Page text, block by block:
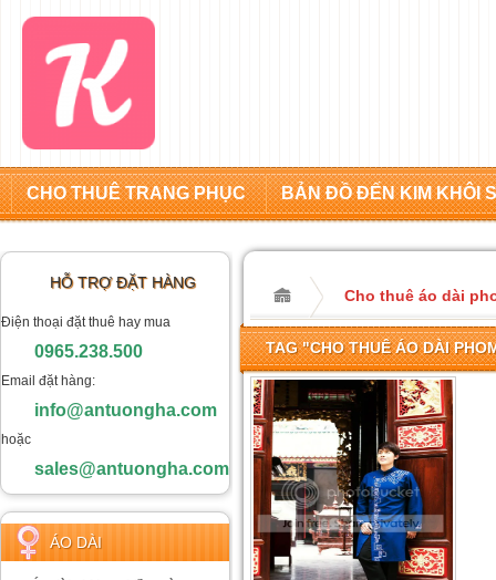
CHO THUÊ TRANG PHỤC BẢN ĐỒ ĐẾN KIM KHÔI
HỖ TRỢ ĐẶT HÀNG
Điện thoại đặt thuê hay mua
0965.238.500
Email đặt hàng:
info@antuongha.com
hoặc
sales@antuongha.com
ÁO DÀI
Cho thuê áo dài
TAG "CHO THUÊ ÁO DÀI